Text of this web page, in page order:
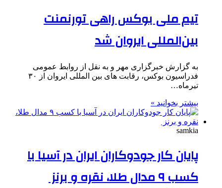
تیم ملی بوکس راهی تورنمنت
بین‌المللی ایروان شد
به گزارش خبرگزاری مهر و به نقل از روابط عمومی
فدراسیون بوکس، رقابت ‌های بین ‌المللی ایروان از ۳۰
تیرماه…
بیشتر بخوانید »
samkia
پایان کار جودوکاران ایران در آسیا با
کسب ۹ مدال طلا، نقره و برنز